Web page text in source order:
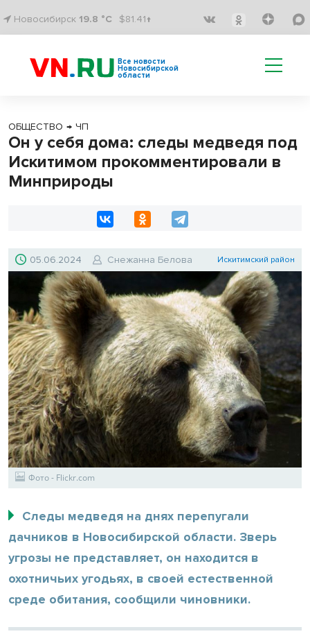
Новосибирск 19.8 °C $81.41↑
Все новости
Новосибирской
области
ОБЩЕСТВО → ЧП
Он у себя дома: следы медведя под
Искитимом прокомментировали в
Минприроды
05.06.2024 Снежанна Белова Искитимский район
Фото - Flickr.com
Следы медведя на днях перепугали
дачников в Новосибирской области. Зверь
угрозы не представляет, он находится в
охотничьих угодьях, в своей естественной
среде обитания, сообщили чиновники.